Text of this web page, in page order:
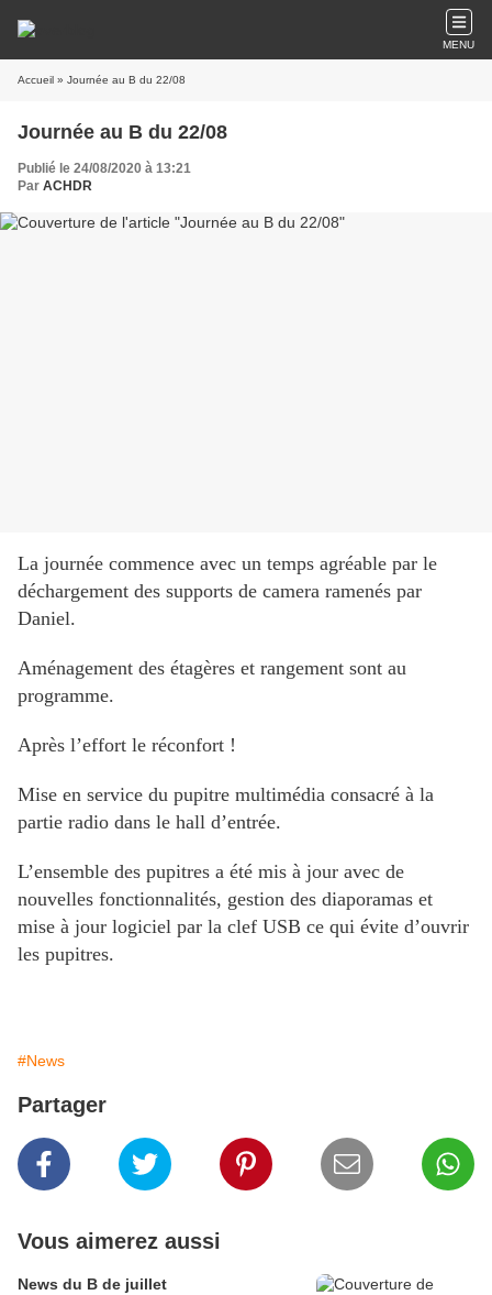
MENU
Accueil » Journée au B du 22/08
Journée au B du 22/08
Publié le 24/08/2020 à 13:21
Par ACHDR
La journée commence avec un temps agréable par le
déchargement des supports de camera ramenés par
Daniel.
Aménagement des étagères et rangement sont au
programme.
Après l’effort le réconfort !
Mise en service du pupitre multimédia consacré à la
partie radio dans le hall d’entrée.
L’ensemble des pupitres a été mis à jour avec de
nouvelles fonctionnalités, gestion des diaporamas et
mise à jour logiciel par la clef USB ce qui évite d’ouvrir
les pupitres.
#News
Partager
Vous aimerez aussi
News du B de juillet